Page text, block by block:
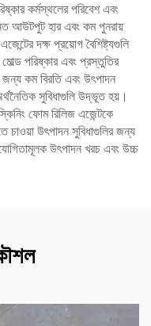
কর্মস্থলের পরিবেশ এবং
আউটপুট হার এবং কম পুনরায়
দক্ষ প্রয়োগ বৈশিষ্ট্যগুলি
পরিষ্কার এবং প্রস্তুতির
কম বিরতি এবং উৎপাদন
সুবিধাগুলি উদ্ভূত হয়।
ফোম রিলিজ এজেন্টকে
চাওয়া উৎপাদন সুবিধাগুলির জন্য
উৎপাদন খরচ এবং উচ্চ